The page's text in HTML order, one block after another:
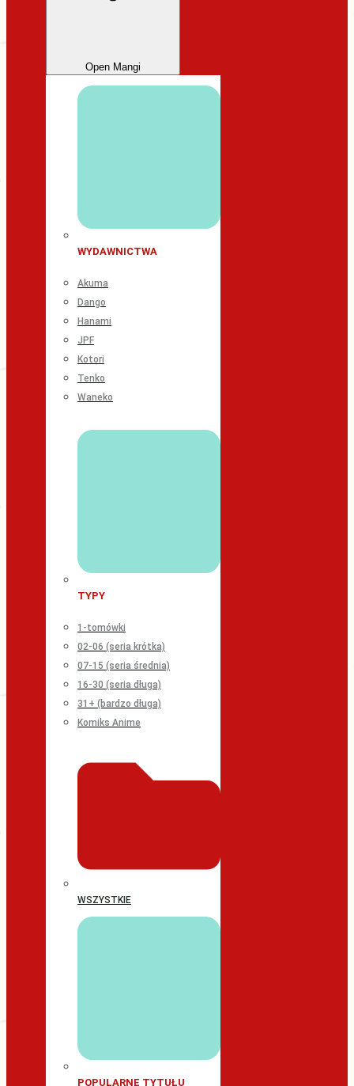
Open Mangi
WYDAWNICTWA
Akuma
Dango
Hanami
JPF
Kotori
Tenko
Waneko
TYPY
1-tomówki
02-06 (seria krótka)
07-15 (seria średnia)
16-30 (seria długa)
31+ (bardzo długa)
Komiks Anime
WSZYSTKIE
POPULARNE TYTUŁU